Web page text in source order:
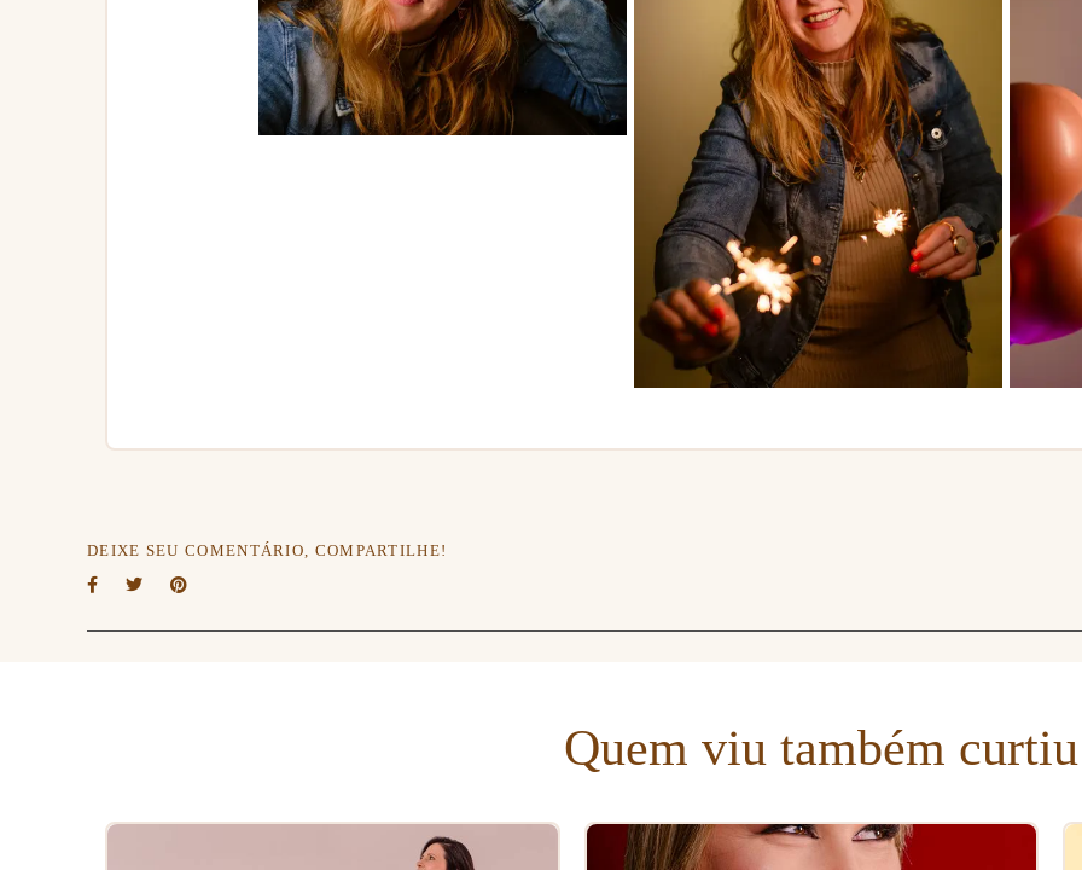
DEIXE SEU COMENTÁRIO, COMPARTILHE!
Quem viu também curtiu